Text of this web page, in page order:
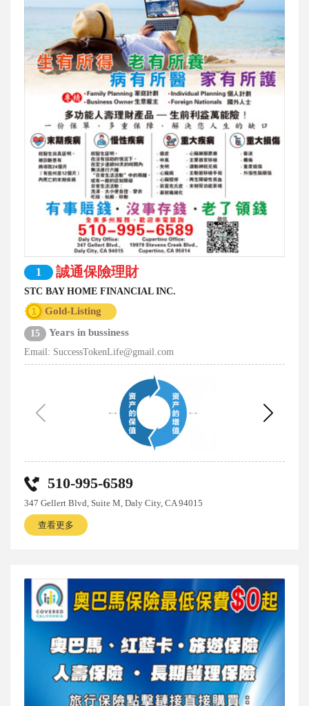
1 誠通保險理財
STC BAY HOME FINANCIAL INC.
Gold-Listing
15 Years in bussiness
Email: SuccessTokenLife@gmail.com
510-995-6589
347 Gellert Blvd, Suite M, Daly City, CA 94015
查看更多